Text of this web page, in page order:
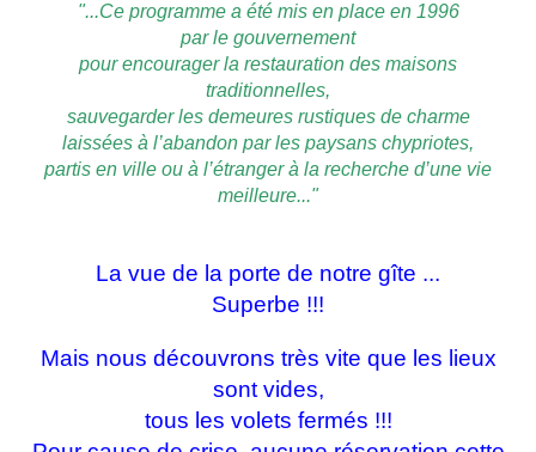
"...Ce programme a été mis en place en 1996
par le gouvernement
pour encourager la restauration des maisons
traditionnelles,
sauvegarder les demeures rustiques de charme
laissées à l’abandon par les paysans chypriotes,
partis en ville ou à l’étranger à la recherche d’une vie
meilleure..."
La vue de la porte de notre gîte ...
Superbe !!!
Mais nous découvrons très vite que les lieux
sont vides,
tous les volets fermés !!!